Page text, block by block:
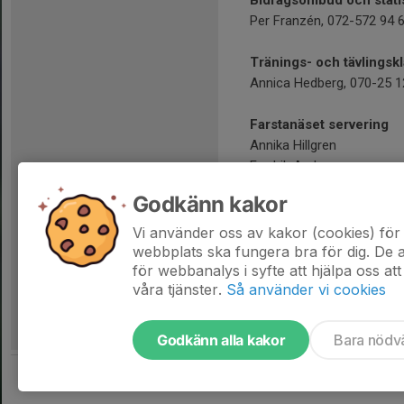
Per Franzén, 072-572 94
Tränings- och
Annica Hedberg, 070-25
Farstanäset servering
Annika Hillgren
Fredrik Andersson
Frågor om hemsidan
Måns Hellgren 073-057
Godkänn kakor
Vi använder oss av kakor (cookies)
webbplats ska fungera bra för dig. De
för webbanalys i syfte att hjälpa oss
våra tjänster. Så använder vi cookies
Godkänn alla kakor Bara